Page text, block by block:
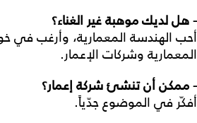
- هل لديك موهبة غير الغناء؟
أحب الهندسة المعمارية، وأرغب في
المعمارية وشركات الإعمار.
- ممكن أن تنشئ شركة إعمار؟
أفكّر في الموضوع جدّياً.